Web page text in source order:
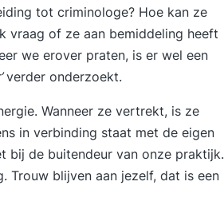
tot criminologe? Hoe kan ze
vraag of ze aan bemiddeling heeft
we erover praten, is er wel een
verder onderzoekt.
Wanneer ze vertrekt, is ze
in verbinding staat met de eigen
bij de buitendeur van onze praktijk.
Trouw blijven aan jezelf, dat is een